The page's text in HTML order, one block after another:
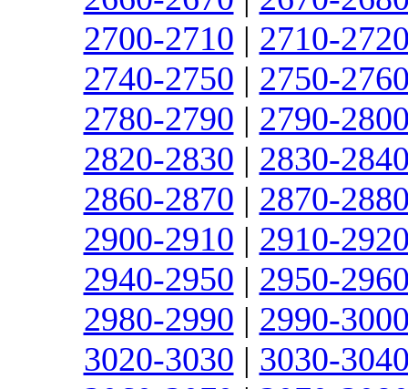
2700-2710 | 2710-
2740-2750 | 2750-
2780-2790 | 2790-
2820-2830 | 2830-
2860-2870 | 2870-
2900-2910 | 2910-
2940-2950 | 2950-
2980-2990 | 2990-
3020-3030 | 3030-